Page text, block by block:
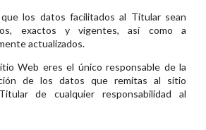
los datos facilitados al Titular sean
exactos y vigentes, así como a
actualizados.
Web eres el único responsable de la
de los datos que remitas al sitio
de cualquier responsabilidad al